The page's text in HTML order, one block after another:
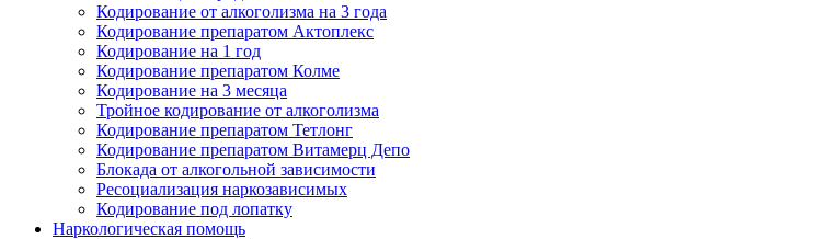
Кодирование от алкоголизма на 3 года
Кодирование препаратом Актоплекс
Кодирование на 1 год
Кодирование препаратом Колме
Кодирование на 3 месяца
Тройное кодирование от алкоголизма
Кодирование препаратом Тетлонг
Кодирование препаратом Витамерц Депо
Блокада от алкогольной зависимости
Ресоциализация наркозависимых
Кодирование под лопатку
Наркологическая помощь